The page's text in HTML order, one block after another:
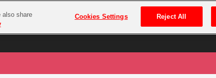
プレミアム会員とは
also share
Cookies Settings Reject All